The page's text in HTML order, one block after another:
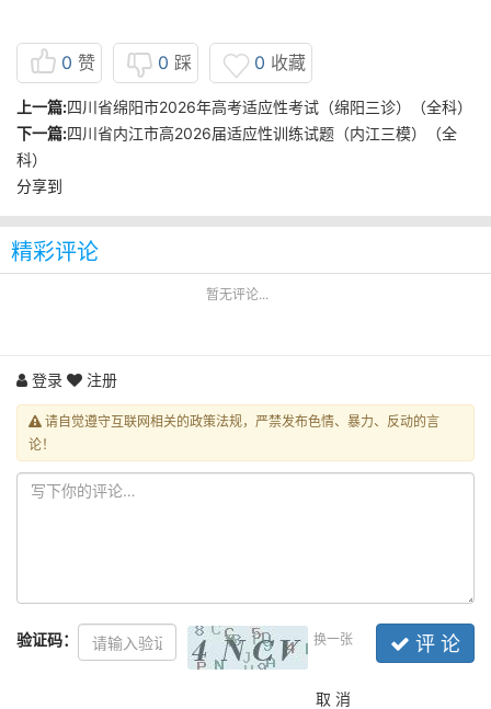
0 赞 0 踩 0 收藏
上一篇:四川省绵阳市2026年高考适应性考试（绵阳三诊）（全科）
下一篇:四川省内江市高2026届适应性训练试题（内江三模）（全
科）
分享到
精彩评论
暂无评论...
登录 注册
请自觉遵守互联网相关的政策法规，严禁发布色情、暴力、反动的言
论！
验证码： 换一张 评 论
取 消